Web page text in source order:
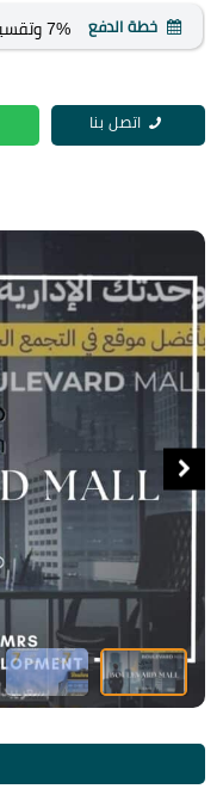
خطة الدفع 7% وتقسيط حتى 7 سنوات
اتصل بنا